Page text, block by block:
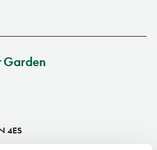
Garden
4ES